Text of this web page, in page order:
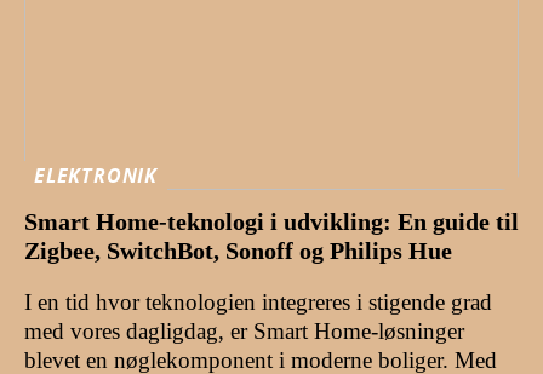
ELEKTRONIK
Smart Home-teknologi i udvikling: En guide til
Zigbee, SwitchBot, Sonoff og Philips Hue
I en tid hvor teknologien integreres i stigende grad
med vores dagligdag, er Smart Home-løsninger
blevet en nøglekomponent i moderne boliger. Med